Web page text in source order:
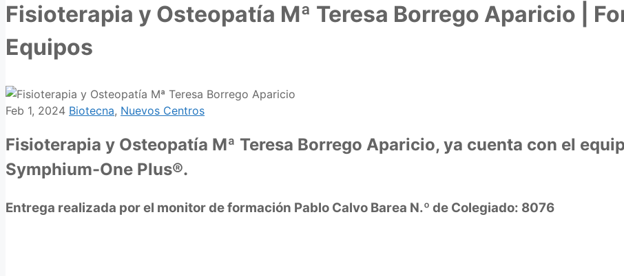
Fisioterapia y Osteopatía Mª Teresa Borrego Aparicio |
Equipos
Feb 1, 2024 Biotecna, Nuevos Centros
Fisioterapia y Osteopatía Mª Teresa Borrego Aparicio, ya cuenta con el
Symphium-One Plus®.
Entrega realizada por el monitor de formación Pablo Calvo Barea N.º de Colegiado: 8076